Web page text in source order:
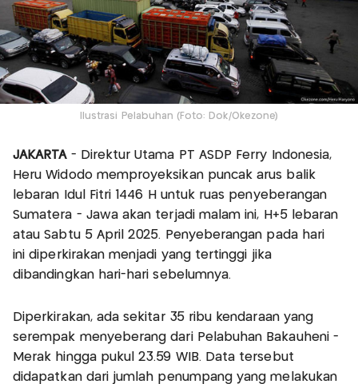
Ilustrasi Pelabuhan (Foto: Dok/Okezone)
JAKARTA- Direktur Utama PT ASDP Ferry Indonesia,
Heru Widodo memproyeksikan puncak arus balik
lebaran Idul Fitri 1446 H untuk ruas penyeberangan
Sumatera - Jawa akan terjadi malam ini, H+5 lebaran
atau Sabtu 5 April 2025. Penyeberangan pada hari
ini diperkirakan menjadi yang tertinggi jika
dibandingkan hari-hari sebelumnya.
Diperkirakan, ada sekitar 35 ribu kendaraan yang
serempak menyeberang dari Pelabuhan Bakauheni -
Merak hingga pukul 23.59 WIB. Data tersebut
didapatkan dari jumlah penumpang yang melakukan